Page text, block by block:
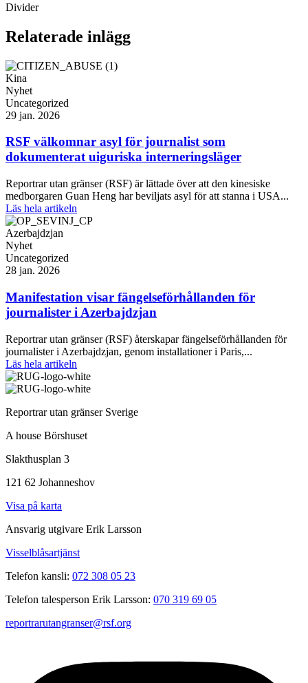
Divider
Relaterade inlägg
Kina
Nyhet
Uncategorized
29 jan. 2026
RSF välkomnar asyl för journalist som
dokumenterat uiguriska interneringsläger
Reportrar utan gränser (RSF) är lättade över att den kinesiske
medborgaren Guan Heng har beviljats asyl för att stanna i USA...
Läs hela artikeln
Azerbajdzjan
Nyhet
Uncategorized
28 jan. 2026
Manifestation visar fängelseförhållanden för
journalister i Azerbajdzjan
Reportrar utan gränser (RSF) återskapar fängelseförhållanden för
journalister i Azerbajdzjan, genom installationer i Paris,...
Läs hela artikeln
Reportrar utan gränser Sverige
A house Börshuset
Slakthusplan 3
121 62 Johanneshov
Visa på karta
Ansvarig utgivare Erik Larsson
Visselblåsartjänst
Telefon kansli: 072 308 05 23
Telefon talesperson Erik Larsson: 070 319 69 05
reportrarutangranser@rsf.org